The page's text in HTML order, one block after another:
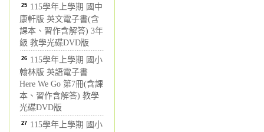
25 115學年上學期 國中
康軒版 英文電子書(含
課本、習作含解答) 3年
級 教學光碟DVD版
26 115學年上學期 國小
翰林版 英語電子書
Here We Go 第7冊(含課
本、習作含解答) 教學
光碟DVD版
27 115學年上學期 國小